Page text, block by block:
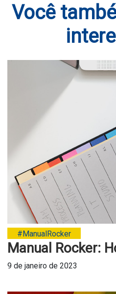
Você
#ManualRocker
Manual Rocker:
9 de janeiro de 2023